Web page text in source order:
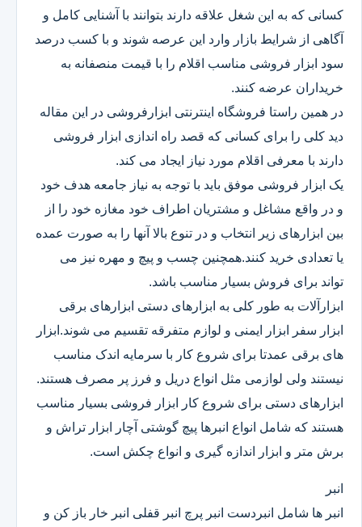
کسانی که به این شغل علاقه دارند بتوانند با آشنایی کامل و
آگاهی از شرایط بازار وارد این عرصه شوند و با کسب درصد
سود ابزار فروشی مناسب اقلام را با قیمت منصفانه به
خریداران عرضه کنند.
در همین راستا فروشگاه اینترنتی ابزارفروشی در این مقاله
دید کلی را برای کسانی که قصد راه اندازی ابزار فروشی
دارند با معرفی اقلام مورد نیاز ایجاد می کند.
یک ابزار فروشی موفق باید با توجه به نیاز جامعه هدف خود
و در واقع مشاغل و مشتریان اطراف خود مغازه خود را از
بین ابزارهای زیر انتخاب و در تنوع بالا آنها را به صورت عمده
یا تعدادی خرید کنند.همچنین چسب و پیچ و مهره نیز می
تواند برای فروش بسیار مناسب باشد.
ابزارآلات به طور کلی به ابزارهای دستی ابزارهای برقی
ابزار سفر ابزار ایمنی و لوازم متفرقه تقسیم می شوند.ابزار
های برقی عمدتا برای شروع کار با سرمایه اندک مناسب
نیستند ولی لوازمی مثل انواع دریل و فرز پر مصرف هستند.
ابزارهای دستی برای شروع کار ابزار فروشی بسیار مناسب
هستند که شامل انواع انبرها پیچ گوشتی آچار ابزار تراش و
برش متر و ابزار اندازه گیری و انواع چکش است.
انبر
انبر ها شامل انبردست انبر پرچ انبر قفلی انبر خار باز کن و